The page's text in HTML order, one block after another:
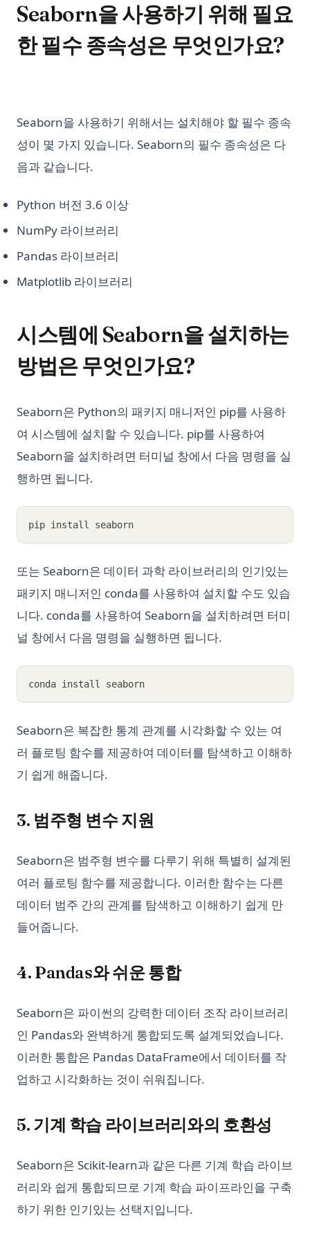
Seaborn을 사용하기 위해 필요
한 필수 종속성은 무엇인가요?
Seaborn을 사용하기 위해서는 설치해야 할 필수 종속
성이 몇 가지 있습니다. Seaborn의 필수 종속성은 다
음과 같습니다.
Python 버전 3.6 이상
NumPy 라이브러리
Pandas 라이브러리
Matplotlib 라이브러리
시스템에 Seaborn을 설치하는
방법은 무엇인가요?
Seaborn은 Python의 패키지 매니저인 pip를 사용하
여 시스템에 설치할 수 있습니다. pip를 사용하여
Seaborn을 설치하려면 터미널 창에서 다음 명령을 실
행하면 됩니다.
pip install seaborn
또는 Seaborn은 데이터 과학 라이브러리의 인기있는
패키지 매니저인 conda를 사용하여 설치할 수도 있습
니다. conda를 사용하여 Seaborn을 설치하려면 터미
널 창에서 다음 명령을 실행하면 됩니다.
conda install seaborn
Seaborn은 복잡한 통계 관계를 시각화할 수 있는 여
러 플로팅 함수를 제공하여 데이터를 탐색하고 이해하
기 쉽게 해줍니다.
3. 범주형 변수 지원
Seaborn은 범주형 변수를 다루기 위해 특별히 설계된
여러 플로팅 함수를 제공합니다. 이러한 함수는 다른
데이터 범주 간의 관계를 탐색하고 이해하기 쉽게 만
들어줍니다.
4. Pandas와 쉬운 통합
Seaborn은 파이썬의 강력한 데이터 조작 라이브러리
인 Pandas와 완벽하게 통합되도록 설계되었습니다.
이러한 통합은 Pandas DataFrame에서 데이터를 작
업하고 시각화하는 것이 쉬워집니다.
5. 기계 학습 라이브러리와의 호환성
Seaborn은 Scikit-learn과 같은 다른 기계 학습 라이브
러리와 쉽게 통합되므로 기계 학습 파이프라인을 구축
하기 위한 인기있는 선택지입니다.